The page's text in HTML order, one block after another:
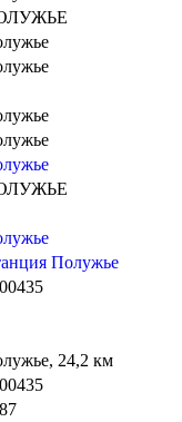
Полужье
24,2 км